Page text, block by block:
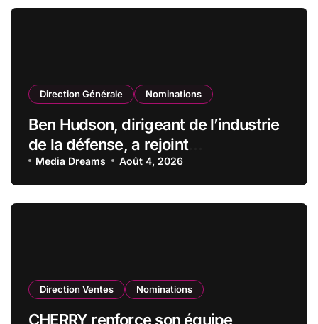
Direction Générale Nominations
Ben Hudson, dirigeant de l’industrie
de la défense, a rejoint
CZECHOSLOVAK GROUP (CSG) en
qualité de vice-président du conseil
d’administration
Media Dreams Août 4, 2026
Direction Ventes Nominations
CHERRY renforce son équipe